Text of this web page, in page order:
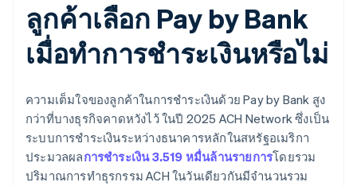
ลูกค้าเลือก Pay by Bank
เมื่อทำการชำระเงินหรือไม่
ความเต็มใจของลูกค้าในการชำระเงินด้วย Pay by Bank สูง
กว่าที่บางธุรกิจคาดหวังไว้ ในปี 2025 ACH Network ซึ่งเป็น
ระบบการชำระเงินระหว่างธนาคารหลักในสหรัฐอเมริกา
ประมวลผลการชำระเงิน 3.519 หมื่นล้านรายการโดยรวม
ปริมาณการทำธุรกรรม ACH ในวันเดียวกันมีจำนวนรวม